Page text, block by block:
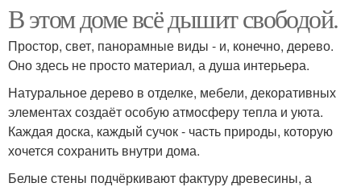
В этом доме всё дышит свободой.
Простор, свет, панорамные виды - и, конечно, дерево.
Оно здесь не просто материал, а душа интерьера.
Натуральное дерево в отделке, мебели, декоративных
элементах создаёт особую атмосферу тепла и уюта.
Каждая доска, каждый сучок - часть природы, которую
хочется сохранить внутри дома.
Белые стены подчёркивают фактуру древесины, а